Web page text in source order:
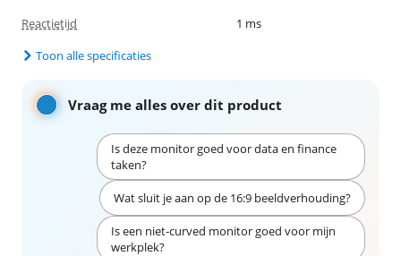
Reactietijd
1 ms
Toon alle specificaties
Vraag me alles over dit product
Is deze monitor goed voor data en finance
taken?
Wat sluit je aan op de 16:9 beeldverhouding?
Is een niet-curved monitor goed voor mijn
werkplek?